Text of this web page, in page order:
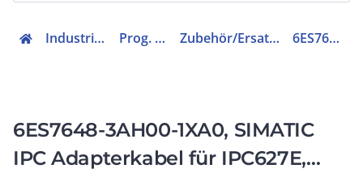
Industriekomponenten Prog. Steuerungen Zubehör/Ersatzteile für Steuerungen 6ES76483AH001XA0
6ES7648-3AH00-1XA0, SIMATIC
IPC Adapterkabel für IPC627E,